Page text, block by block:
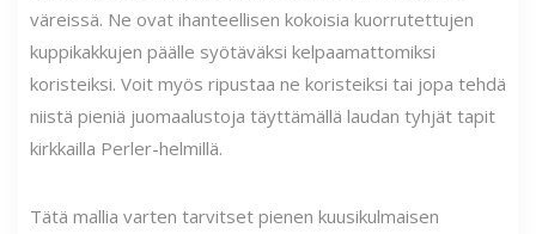
väreissä. Ne ovat ihanteellisen kokoisia kuorrutettujen
kuppikakkujen päälle syötäväksi kelpaamattomiksi
koristeiksi. Voit myös ripustaa ne koristeiksi tai jopa tehdä
niistä pieniä juomaalustoja täyttämällä laudan tyhjät tapit
kirkkailla Perler-helmillä.
Tätä mallia varten tarvitset pienen kuusikulmaisen